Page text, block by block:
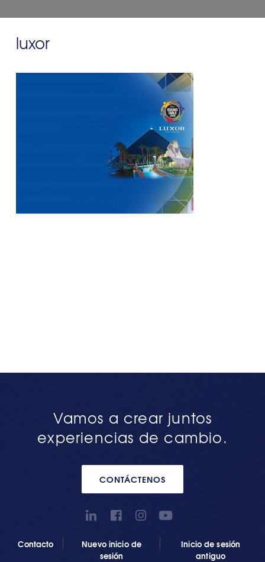
luxor
Vamos a crear juntos
experiencias de cambio.
CONTÁCTENOS
Contacto
Nuevo inicio de
sesión
Inicio de sesión
antiguo